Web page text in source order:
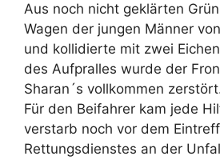
Aus noch nicht geklärten
Wagen der jungen Männer
und kollidierte mit zwei
des Aufpralles wurde der
Sharan´s vollkommen
Für den Beifahrer kam jede
verstarb noch vor dem
Rettungsdienstes an der